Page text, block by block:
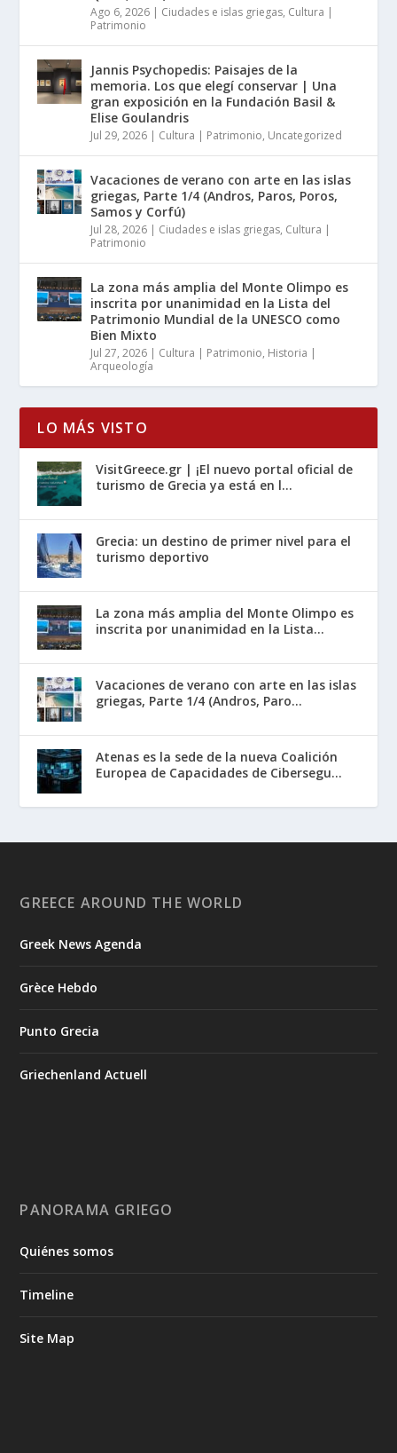
Ago 6, 2026 | Ciudades e islas griegas, Cultura |
Patrimonio
Jannis Psychopedis: Paisajes de la
memoria. Los que elegí conservar | Una
gran exposición en la Fundación Basil &
Elise Goulandris
Jul 29, 2026 | Cultura | Patrimonio, Uncategorized
Vacaciones de verano con arte en las islas
griegas, Parte 1/4 (Andros, Paros, Poros,
Samos y Corfú)
Jul 28, 2026 | Ciudades e islas griegas, Cultura |
Patrimonio
La zona más amplia del Monte Olimpo es
inscrita por unanimidad en la Lista del
Patrimonio Mundial de la UNESCO como
Bien Mixto
Jul 27, 2026 | Cultura | Patrimonio, Historia |
Arqueología
LO MÁS VISTO
VisitGreece.gr | ¡El nuevo portal oficial de
turismo de Grecia ya está en l...
Grecia: un destino de primer nivel para el
turismo deportivo
La zona más amplia del Monte Olimpo es
inscrita por unanimidad en la Lista...
Vacaciones de verano con arte en las islas
griegas, Parte 1/4 (Andros, Paro...
Atenas es la sede de la nueva Coalición
Europea de Capacidades de Cibersegu...
GREECE AROUND THE WORLD
Greek News Agenda
Grèce Hebdo
Punto Grecia
Griechenland Actuell
PANORAMA GRIEGO
Quiénes somos
Timeline
Site Map